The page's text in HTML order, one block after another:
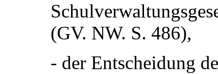
(GV. NW. S. 486),
- der Entscheidung